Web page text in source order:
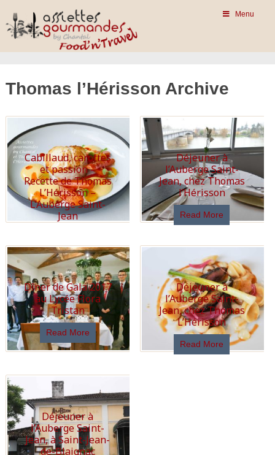
Menu
Thomas l’Hérisson Archive
Cabillaud, carottes
et passion –
Recette de Thomas
L’Hérisson –
L’Auberge Saint-
Jean
Déjeuner à
l’Auberge Saint-
Jean, chez Thomas
l’Hérisson
Read More
Dîner de Gala 2017
au Lycée Flora
Tristan
Read More
Déjeuner à
l’Auberge Saint-
Jean, chez Thomas
L’Hérisson
Read More
Déjeuner à
l’Auberge Saint-
Jean, à Saint-Jean-
de-Blaignac